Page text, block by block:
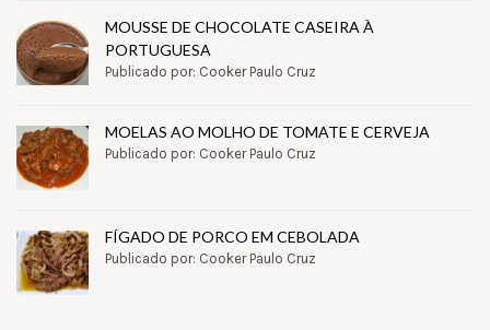
MOUSSE DE CHOCOLATE CASEIRA À
PORTUGUESA
Publicado por: Cooker Paulo Cruz
MOELAS AO MOLHO DE TOMATE E CERVEJA
Publicado por: Cooker Paulo Cruz
FÍGADO DE PORCO EM CEBOLADA
Publicado por: Cooker Paulo Cruz